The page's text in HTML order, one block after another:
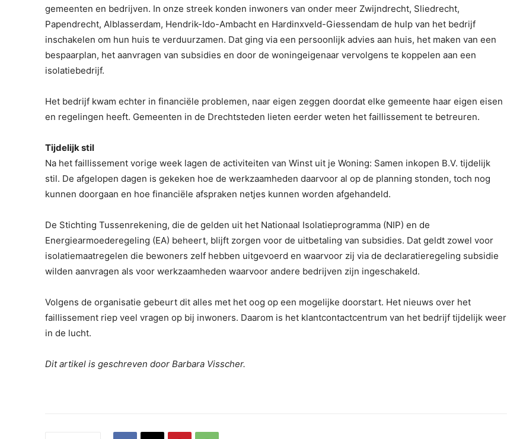
gemeenten en bedrijven. In onze streek konden inwoners van onder meer Zwijndrecht, Sliedrecht,
Papendrecht, Alblasserdam, Hendrik-Ido-Ambacht en Hardinxveld-Giessendam de hulp van het bedrijf
inschakelen om hun huis te verduurzamen. Dat ging via een persoonlijk advies aan huis, het maken van een
bespaarplan, het aanvragen van subsidies en door de woningeigenaar vervolgens te koppelen aan een
isolatiebedrijf.
Het bedrijf kwam echter in financiële problemen, naar eigen zeggen doordat elke gemeente haar eigen eisen
en regelingen heeft. Gemeenten in de Drechtsteden lieten eerder weten het faillissement te betreuren.
Tijdelijk stil
Na het faillissement vorige week lagen de activiteiten van Winst uit je Woning: Samen inkopen B.V. tijdelijk
stil. De afgelopen dagen is gekeken hoe de werkzaamheden daarvoor al op de planning stonden, toch nog
kunnen doorgaan en hoe financiële afspraken netjes kunnen worden afgehandeld.
De Stichting Tussenrekening, die de gelden uit het Nationaal Isolatieprogramma (NIP) en de
Energiearmoederegeling (EA) beheert, blijft zorgen voor de uitbetaling van subsidies. Dat geldt zowel voor
isolatiemaatregelen die bewoners zelf hebben uitgevoerd en waarvoor zij via de declaratieregeling subsidie
wilden aanvragen als voor werkzaamheden waarvoor andere bedrijven zijn ingeschakeld.
Volgens de organisatie gebeurt dit alles met het oog op een mogelijke doorstart. Het nieuws over het
faillissement riep veel vragen op bij inwoners. Daarom is het klantcontactcentrum van het bedrijf tijdelijk weer
in de lucht.
Dit artikel is geschreven door Barbara Visscher.